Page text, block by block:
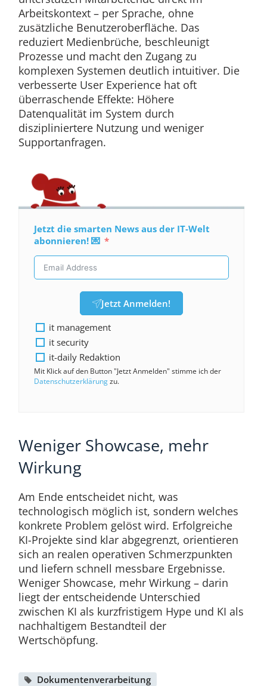
Arbeitskontext – per Sprache, ohne
zusätzliche Benutzeroberfläche. Das
reduziert Medienbrüche, beschleunigt
Prozesse und macht den Zugang zu
komplexen Systemen deutlich intuitiver. Die
verbesserte User Experience hat oft
überraschende Effekte: Höhere
Datenqualität im System durch
diszipliniertere Nutzung und weniger
Supportanfragen.
Jetzt die smarten News aus der IT-Welt
abonnieren! 💌
Jetzt Anmelden!
it management
it security
it-daily Redaktion
Mit Klick auf den Button "Jetzt Anmelden" stimme ich der
Datenschutzerklärungzu.
Weniger Showcase, mehr
Wirkung
Am Ende entscheidet nicht, was
technologisch möglich ist, sondern welches
konkrete Problem gelöst wird. Erfolgreiche
KI-Projekte sind klar abgegrenzt, orientieren
sich an realen operativen Schmerzpunkten
und liefern schnell messbare Ergebnisse.
Weniger Showcase, mehr Wirkung – darin
liegt der entscheidende Unterschied
zwischen KI als kurzfristigem Hype und KI als
nachhaltigem Bestandteil der
Wertschöpfung.
Dokumentenverarbeitung